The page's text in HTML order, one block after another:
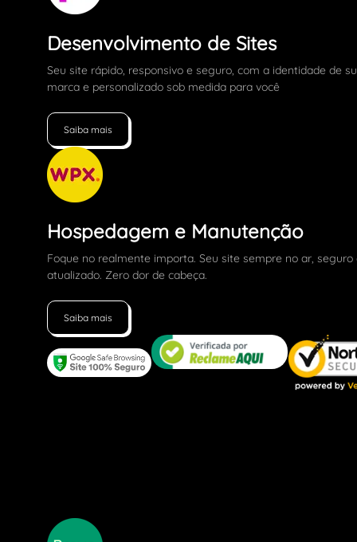
Desenvolvimento de Sites
Seu site rápido, responsivo e seguro, com a identidade de
marca e personalizado sob medida para você
Saiba mais
Hospedagem e Manutenção
Foque no realmente importa. Seu site sempre no ar, seguro
atualizado. Zero dor de cabeça.
Saiba mais